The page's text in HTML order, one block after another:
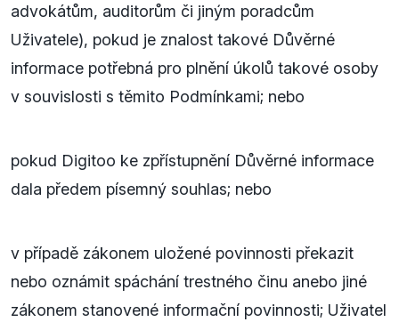
advokátům, auditorům či jiným poradcům
Uživatele), pokud je znalost takové Důvěrné
informace potřebná pro plnění úkolů takové osoby
v souvislosti s těmito Podmínkami; nebo
pokud Digitoo ke zpřístupnění Důvěrné informace
dala předem písemný souhlas; nebo
v případě zákonem uložené povinnosti překazit
nebo oznámit spáchání trestného činu anebo jiné
zákonem stanovené informační povinnosti; Uživatel